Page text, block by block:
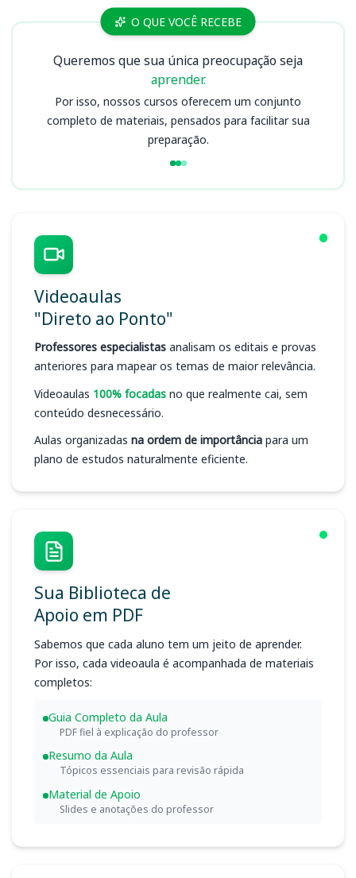
Cursos O QUE VOCÊ RECEBE
Queremos que sua única preocupação seja
aprender.
Por isso, nossos cursos oferecem um conjunto
completo de materiais, pensados para facilitar sua
preparação.
Videoaulas
"Direto ao Ponto"
Professores especialistas analisam os editais e provas
anteriores para mapear os temas de maior relevância.
Videoaulas 100% focadas no que realmente cai, sem
conteúdo desnecessário.
Aulas organizadas na ordem de importância para um
plano de estudos naturalmente eficiente.
Sua Biblioteca de
Apoio em PDF
Sabemos que cada aluno tem um jeito de aprender.
Por isso, cada videoaula é acompanhada de materiais
completos:
Guia Completo da Aula
PDF fiel à explicação do professor
Resumo da Aula
Tópicos essenciais para revisão rápida
Material de Apoio
Slides e anotações do professor